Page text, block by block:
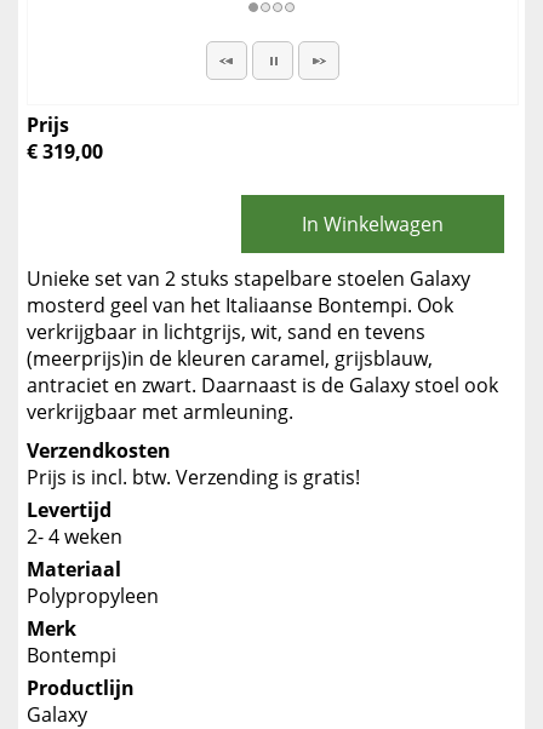
Prijs
€ 319,00
In Winkelwagen
Unieke set van 2 stuks stapelbare stoelen Galaxy
mosterd geel van het Italiaanse Bontempi. Ook
verkrijgbaar in lichtgrijs, wit, sand en tevens
(meerprijs)in de kleuren caramel, grijsblauw,
antraciet en zwart. Daarnaast is de Galaxy stoel ook
verkrijgbaar met armleuning.
Verzendkosten
Prijs is incl. btw. Verzending is gratis!
Levertijd
2- 4 weken
Materiaal
Polypropyleen
Merk
Bontempi
Productlijn
Galaxy